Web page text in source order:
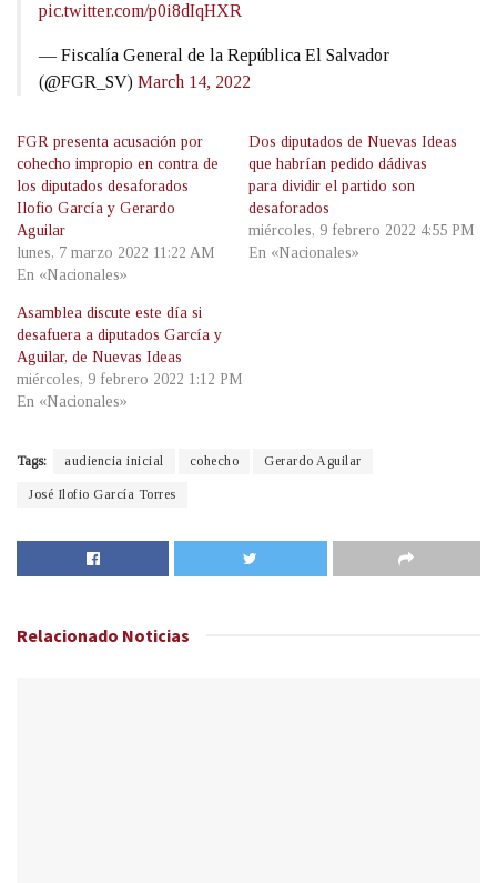
pic.twitter.com/p0i8dIqHXR
— Fiscalía General de la República El Salvador
(@FGR_SV) March 14, 2022
FGR presenta acusación por
cohecho impropio en contra de
los diputados desaforados
Ilofio García y Gerardo
Aguilar
lunes, 7 marzo 2022 11:22 AM
En «Nacionales»
Dos diputados de Nuevas Ideas
que habrían pedido dádivas
para dividir el partido son
desaforados
miércoles, 9 febrero 2022 4:55 PM
En «Nacionales»
Asamblea discute este día si
desafuera a diputados García y
Aguilar, de Nuevas Ideas
miércoles, 9 febrero 2022 1:12 PM
En «Nacionales»
Tags: audiencia inicial cohecho Gerardo Aguilar
José Ilofio García Torres
Relacionado Noticias